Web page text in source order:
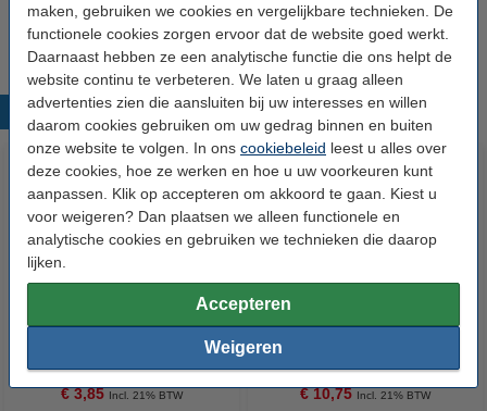
maken, gebruiken we cookies en vergelijkbare technieken. De
functionele cookies zorgen ervoor dat de website goed werkt.
Daarnaast hebben ze een analytische functie die ons helpt de
website continu te verbeteren. We laten u graag alleen
advertenties zien die aansluiten bij uw interesses en willen
daarom cookies gebruiken om uw gedrag binnen en buiten
onze website te volgen. In ons cookiebeleid leest u alles over
deze cookies, hoe ze werken en hoe u uw voorkeuren kunt
aanpassen. Klik op accepteren om akkoord te gaan. Kiest u
voor weigeren? Dan plaatsen we alleen functionele en
analytische cookies en gebruiken we technieken die daarop
lijken.
Accepteren
Weigeren
LET OP:
Van dit artikel is de levertijd momenteel onbekend.
Populaire producten
€ 3,85 Incl. 21% BTW € 10,75 Incl. 21% BTW